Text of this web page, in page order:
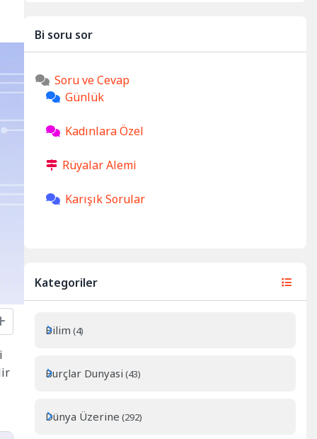
Bi soru sor
Soru ve Cevap
Günlük
Kadınlara Özel
Rüyalar Alemi
Karışık Sorular
Kategoriler
Bilim (4)
Burçlar Dunyasi (43)
Dünya Üzerine (292)